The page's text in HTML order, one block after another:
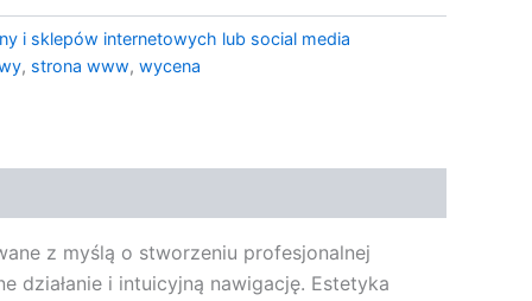
i sklepów internetowych lub social media
, strona www, wycena
z myślą o stworzeniu profesjonalnej
działanie i intuicyjną nawigację. Estetyka